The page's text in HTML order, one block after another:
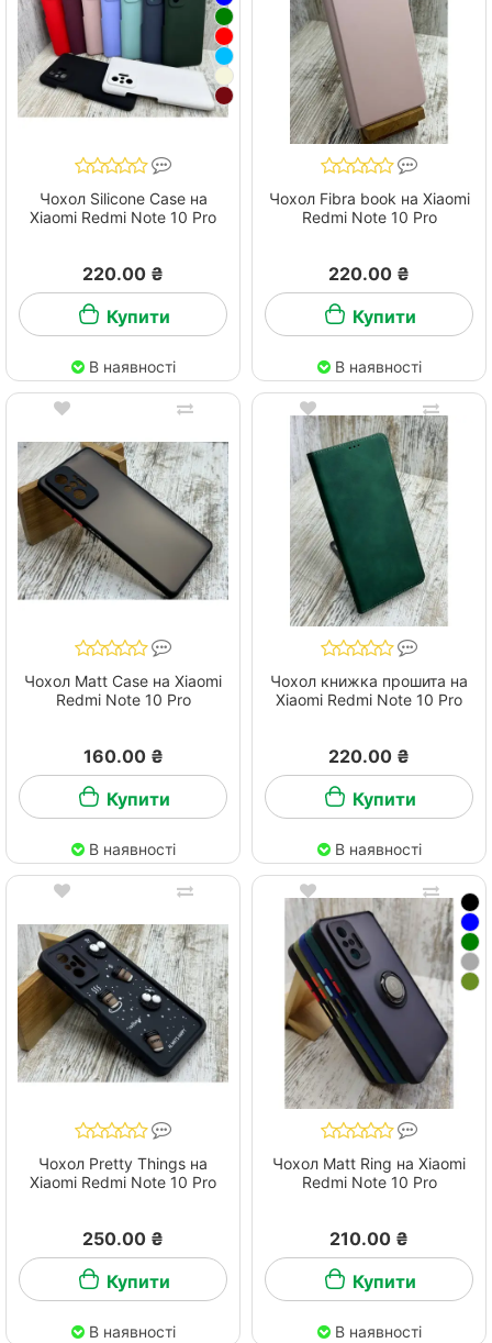
Чохол Silicone Case на
Xiaomi Redmi Note 10 Pro
220.00 ₴
Купити
В наявності
Чохол Fibra book на Xiaomi
Redmi Note 10 Pro
220.00 ₴
Купити
В наявності
Чохол Matt Case на Xiaomi
Redmi Note 10 Pro
160.00 ₴
Купити
В наявності
Чохол книжка прошита на
Xiaomi Redmi Note 10 Pro
220.00 ₴
Купити
В наявності
Чохол Pretty Things на
Xiaomi Redmi Note 10 Pro
250.00 ₴
Купити
В наявності
Чохол Matt Ring на Xiaomi
Redmi Note 10 Pro
210.00 ₴
Купити
В наявності